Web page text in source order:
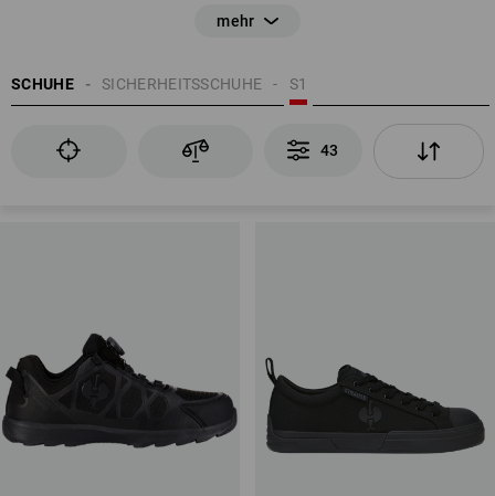
EN ISO 20345
Kraftstoffbeständigkeit der Sohle (FO)
SCHUHE S1
SICHERHEITSSCHUHE
43